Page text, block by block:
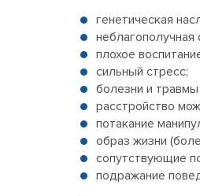
генетическая
плохое
сильный стресс;
болезни и
расстройство
потакание
образ жизни
сопутствующие
подражание